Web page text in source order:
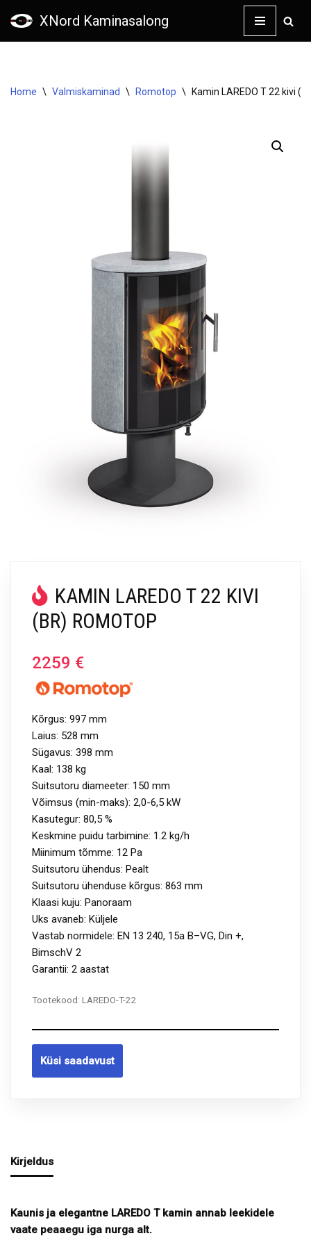
XNord Kaminasalong
Home \ Valmiskaminad \ Romotop \ Kamin LAREDO T 22 kivi
KAMIN LAREDO T 22 KIVI
(BR) ROMOTOP
2259 €
Kõrgus: 997 mm
Laius: 528 mm
Sügavus: 398 mm
Kaal: 138 kg
Suitsutoru diameeter: 150 mm
Võimsus (min-maks): 2,0-6,5 kW
Kasutegur: 80,5 %
Keskmine puidu tarbimine: 1.2 kg/h
Miinimum tõmme: 12 Pa
Suitsutoru ühendus: Pealt
Suitsutoru ühenduse kõrgus: 863 mm
Klaasi kuju: Panoraam
Uks avaneb: Küljele
Vastab normidele: EN 13 240, 15a B–VG, Din +,
BimschV 2
Garantii: 2 aastat
Tootekood: LAREDO-T-22
Küsi saadavust
Kirjeldus
Kaunis ja elegantne LAREDO T kamin annab leekidele
vaate peaaegu iga nurga alt.